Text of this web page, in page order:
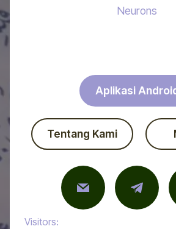
Neurons
Aplikasi
Tentang Kami
Visitors: